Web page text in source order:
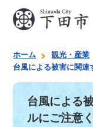
ホーム
観光・産業
台風による被害に関
台風による
ルにご注意